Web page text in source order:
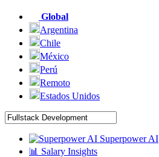
Global
Argentina
Chile
México
Perú
Remoto
Estados Unidos
Superpower AI
📊 Salary Insights